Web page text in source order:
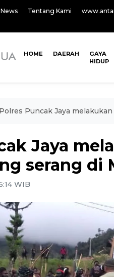
Tentang Kami
HOME DAERAH
GAYA
HIDUP
Polres Puncak Jaya
Jaya
serang di
WIB